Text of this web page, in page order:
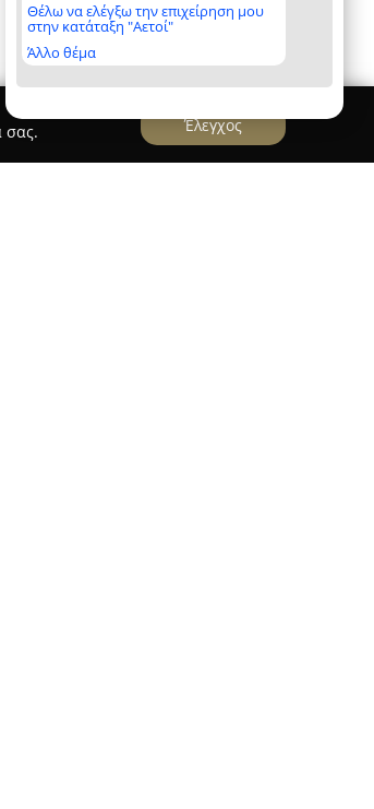
Θέλω να ελέγξω την επιχείρηση μου
στην κατάταξη "Αετοί"
Άλλο θέμα
σας.
Έλεγχος